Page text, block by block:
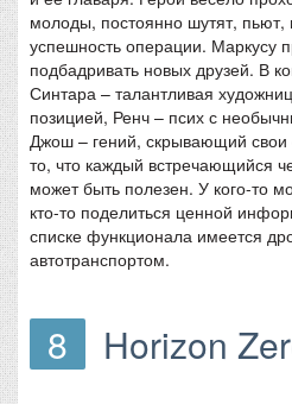
молоды, постоянно шутят, пьют,
успешность операции. Маркусу
подбадривать новых друзей. В
Синтара – талантливая
позицией, Ренч – псих с
Джош – гений, скрывающий свои
то, что каждый встречающийся
может быть полезен. У кого-то
кто-то поделиться ценной
списке функционала имеется
автотранспортом.
8 Horizon